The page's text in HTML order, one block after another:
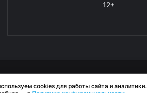
12+
cookies для работы сайта и аналитики.